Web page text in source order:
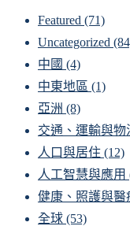
Featured (71)
Uncategorized
中國 (4)
中東地區 (1)
亞洲 (8)
交通、運輸與物
人口與居住 (12)
人工智慧與應用
健康、照護與醫
全球 (53)